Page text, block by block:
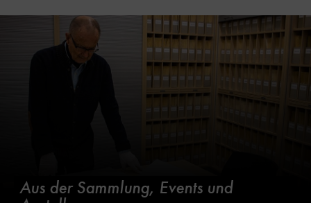
Aus der Sammlung, Events und